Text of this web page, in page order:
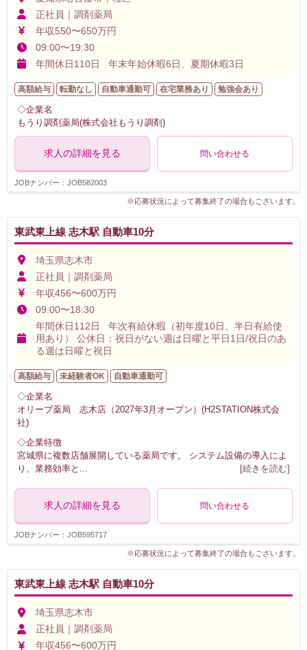
正社員｜調剤薬局
年収550〜650万円
09:00〜19:30
年間休日110日 年末年始休暇6日、夏期休暇3日
高額給与 転勤なし 自動車通勤可 在宅業務あり 勉強会あり
◇企業名
もうり調剤薬局(株式会社もうり調剤)
求人の詳細を見る 問い合わせる
JOBナンバー：JOB582003
※応募状況によって募集終了の場合もございます。
東武東上線 志木駅 自動車10分
埼玉県志木市
正社員｜調剤薬局
年収456〜600万円
09:00〜18:30
年間休日112日 年次有給休暇（初年度10日、半日有給使
用あり） 公休日：祝日がない週は日曜と平日1日/祝日のあ
る週は日曜と祝日
高額給与 未経験者OK 自動車通勤可
◇企業名
オリーブ薬局 志木店（2027年3月オープン）(H2STATION株式会
社)
◇企業特徴
宮城県に複数店舗展開している薬局です。 システム設備の導入によ
り、業務効率と
[続きを読む]
求人の詳細を見る 問い合わせる
JOBナンバー：JOB595717
※応募状況によって募集終了の場合もございます。
東武東上線 志木駅 自動車10分
埼玉県志木市
正社員｜調剤薬局
年収456〜600万円